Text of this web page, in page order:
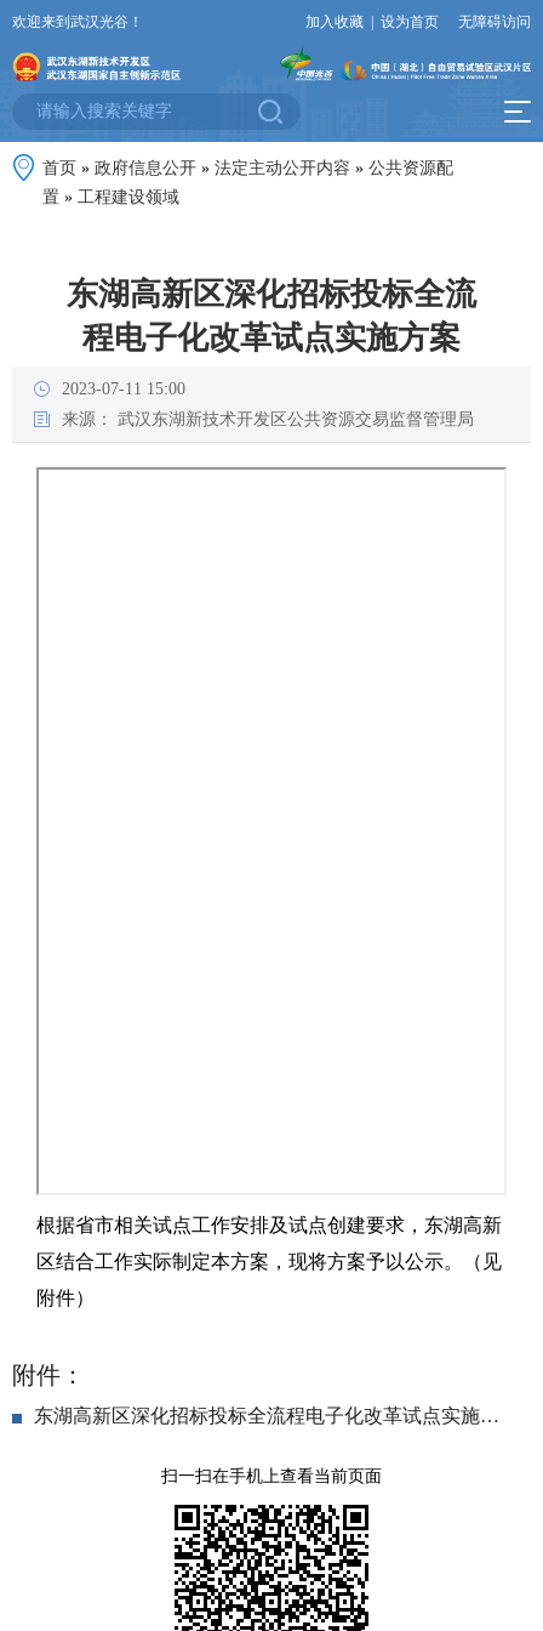
欢迎来到武汉光谷！ 加入收藏 设为首页 无障碍访问
首页 » 政府信息公开 » 法定主动公开内容 » 公共资源配
置 » 工程建设领域
东湖高新区深化招标投标全流
程电子化改革试点实施方案
2023-07-11 15:00
来源： 武汉东湖新技术开发区公共资源交易监督管理局
根据省市相关试点工作安排及试点创建要求，东湖高新
区结合工作实际制定本方案，现将方案予以公示。（见
附件）
附件：
东湖高新区深化招标投标全流程电子化改革试点实施方案（盖章版）.PDF
扫一扫在手机上查看当前页面